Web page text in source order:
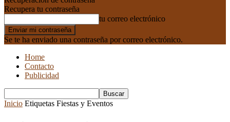
Recupera tu contraseña
tu correo electrónico
Se te ha enviado una contraseña por correo electrónico.
Home
Contacto
Publicidad
Inicio Etiquetas Fiestas y Eventos